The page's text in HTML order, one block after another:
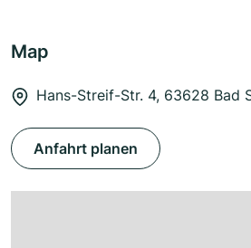
Map
Hans-Streif-Str. 4, 63628 Bad
Anfahrt planen